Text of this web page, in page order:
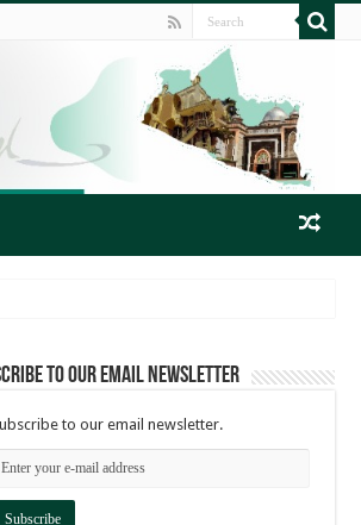
to our email newsletter
to our email newsletter.